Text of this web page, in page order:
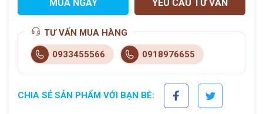
MUA NGAY YÊU CẦU TƯ VẤN
TƯ VẤN MUA HÀNG
0933455566 0918976655
CHIA SẺ SẢN PHẨM VỚI BẠN BÈ: